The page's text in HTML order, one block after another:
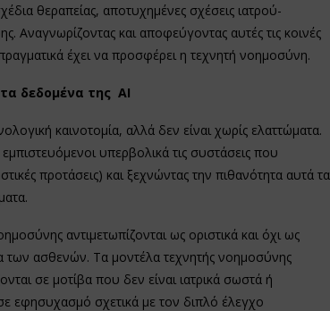
θεραπείας, αποτυχημένες σχέσεις ιατρού-
Αναγνωρίζοντας και αποφεύγοντας αυτές τις κοινές
έχει να προσφέρει η τεχνητή νοημοσύνη.
δεδομένα της AI
καινοτομία, αλλά δεν είναι χωρίς ελαττώματα.
υπερβολικά τις συστάσεις που
προτάσεις) και ξεχνώντας την πιθανότητα αυτά τα
αντιμετωπίζονται ως οριστικά και όχι ως
των ασθενών. Τα μοντέλα τεχνητής νοημοσύνης
σε μοτίβα που δεν είναι ιατρικά σωστά ή
εφησυχασμό σχετικά με τον διπλό έλεγχο